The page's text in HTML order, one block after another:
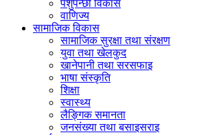
पशुपन्छी विकास
वाणिज्य
सामाजिक विकास
सामाजिक सुरक्षा तथा संरक्षण
युवा तथा खेलकुद
खानेपानी तथा सरसफाइ
भाषा संस्कृति
शिक्षा
स्वास्थ्य
लैङ्गिक समानता
जनसंख्या तथा बसाइसराइ